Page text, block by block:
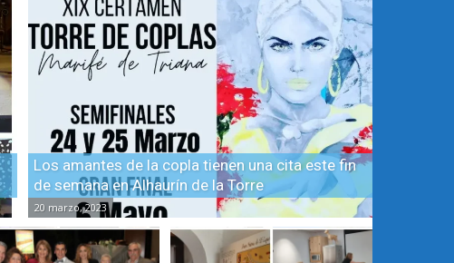
Los amantes de la copla tienen una cita este fin
de semana en Alhaurín de la Torre
20 marzo, 2023